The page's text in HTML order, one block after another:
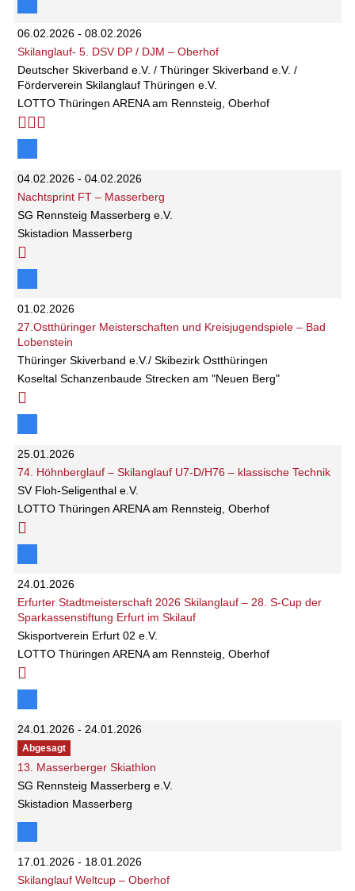
06.02.2026 - 08.02.2026
Skilanglauf- 5. DSV DP / DJM – Oberhof
Deutscher Skiverband e.V. / Thüringer Skiverband e.V. /
Förderverein Skilanglauf Thüringen e.V.
LOTTO Thüringen ARENA am Rennsteig, Oberhof
04.02.2026 - 04.02.2026
Nachtsprint FT – Masserberg
SG Rennsteig Masserberg e.V.
Skistadion Masserberg
01.02.2026
27.Ostthüringer Meisterschaften und Kreisjugendspiele – Bad
Lobenstein
Thüringer Skiverband e.V./ Skibezirk Ostthüringen
Koseltal Schanzenbaude Strecken am "Neuen Berg"
25.01.2026
74. Höhnberglauf – Skilanglauf U7-D/H76 – klassische Technik
SV Floh-Seligenthal e.V.
LOTTO Thüringen ARENA am Rennsteig, Oberhof
24.01.2026
Erfurter Stadtmeisterschaft 2026 Skilanglauf – 28. S-Cup der
Sparkassenstiftung Erfurt im Skilauf
Skisportverein Erfurt 02 e.V.
LOTTO Thüringen ARENA am Rennsteig, Oberhof
24.01.2026 - 24.01.2026
Abgesagt
13. Masserberger Skiathlon
SG Rennsteig Masserberg e.V.
Skistadion Masserberg
17.01.2026 - 18.01.2026
Skilanglauf Weltcup – Oberhof